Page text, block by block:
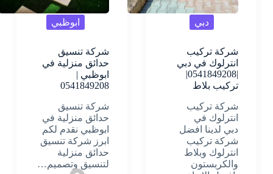
دبي
شركة تركيب
انترلوك في دبي
|0541849208|
تركيب بلاط
شركة تركيب
انترلوك في
دبي لدينا افضل
شركة تركيب
انترلوك وبلاط
والكربستون
ابوظبي
شركة تنسيق
حدائق منزلية في
ابوظبي |
0541849208
شركة تنسيق
حدائق منزلية في
ابوظبي نقدم لكم
ابرز شركة تنسيق
حدائق منزلية
لتنسيق وتصميم…